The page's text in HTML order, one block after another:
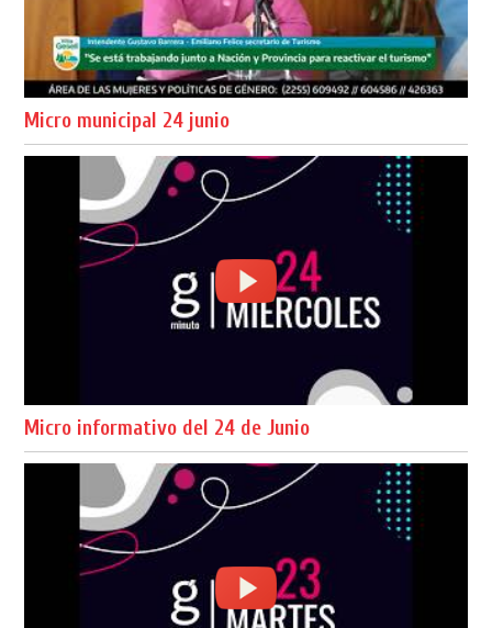
Micro municipal 24 junio
Micro informativo del 24 de Junio